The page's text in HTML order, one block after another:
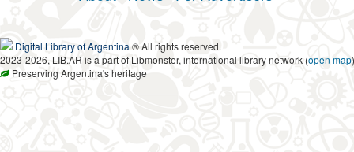
Digital Library of Argentina ® All rights reserved.
2023-2026, LIB.AR is a part of Libmonster, international library network (open map)
Preserving Argentina's heritage